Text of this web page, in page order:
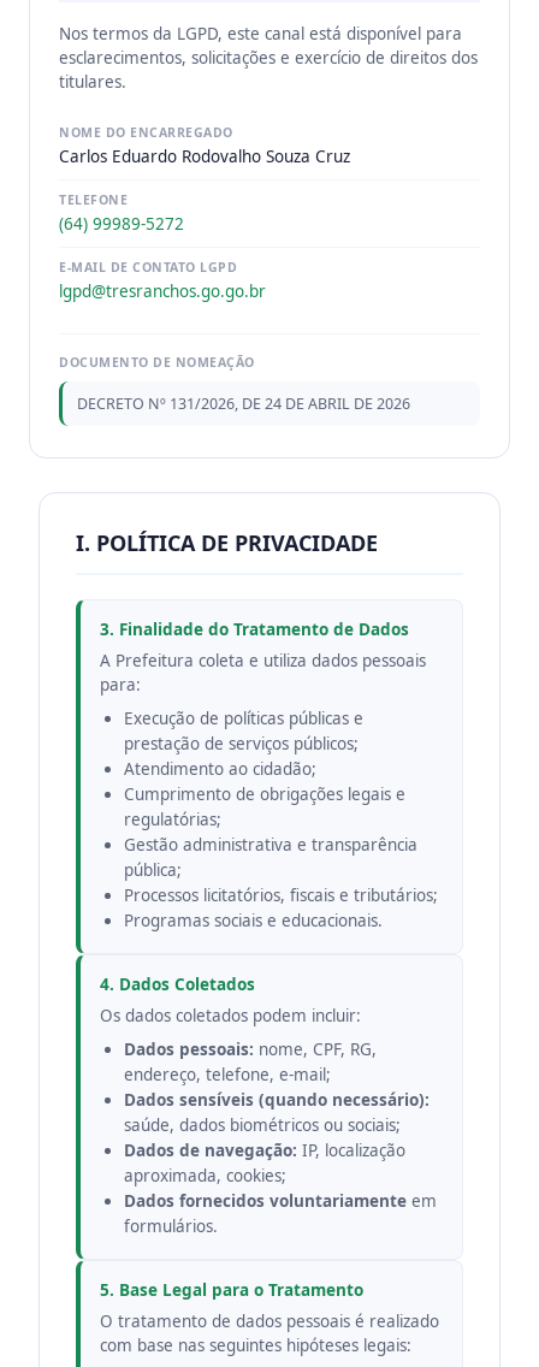
Nos termos da LGPD, este canal está disponível para
esclarecimentos, solicitações e exercício de direitos dos
titulares.
NOME DO ENCARREGADO
Carlos Eduardo Rodovalho Souza Cruz
TELEFONE
(64) 99989-5272
E-MAIL DE CONTATO LGPD
lgpd@tresranchos.go.go.br
DOCUMENTO DE NOMEAÇÃO
DECRETO Nº 131/2026, DE 24 DE ABRIL DE 2026
I. POLÍTICA DE PRIVACIDADE
3. Finalidade do Tratamento de Dados
A Prefeitura coleta e utiliza dados pessoais
para:
Execução de políticas públicas e
prestação de serviços públicos;
Atendimento ao cidadão;
Cumprimento de obrigações legais e
regulatórias;
Gestão administrativa e transparência
pública;
Processos licitatórios, fiscais e tributários;
Programas sociais e educacionais.
4. Dados Coletados
Os dados coletados podem incluir:
Dados pessoais: nome, CPF, RG,
endereço, telefone, e-mail;
Dados sensíveis (quando necessário):
saúde, dados biométricos ou sociais;
Dados de navegação: IP, localização
aproximada, cookies;
Dados fornecidos voluntariamente em
formulários.
5. Base Legal para o Tratamento
O tratamento de dados pessoais é realizado
com base nas seguintes hipóteses legais: